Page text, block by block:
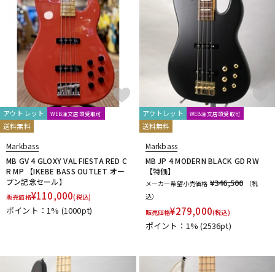
ドラム パーカッション
キーボード 電子ピアノ
管楽器 その他楽器
DTM
レコーディング機器
アウトレット WEB注文店頭受取可
送料無料
Markbass
MB GV 4 GLOXY VAL FIESTA RED C
R MP 【IKEBE BASS OUTLET オー
プン記念セール】
販売価格¥110,000(税込)
ポイント：1% (1000pt)
アウトレット WEB注文店頭受取可
送料無料
Markbass
MB JP 4 MODERN BLACK GD RW
【特価】
メーカー希望小売価格 ¥346,500
（税
込）
販売価格¥279,000(税込)
ポイント：1%(2536pt)